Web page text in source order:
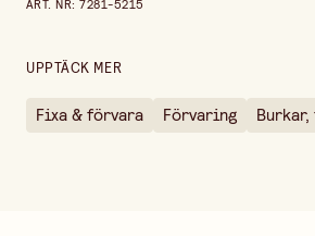
Säljs i
ART. NR:7281-5215
UPPTÄCK MER
Fixa & förvara Förvaring